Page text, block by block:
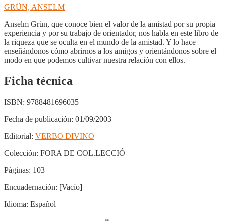
GRÜN, ANSELM
Anselm Grün, que conoce bien el valor de la amistad por su propia
experiencia y por su trabajo de orientador, nos habla en este libro de
la riqueza que se oculta en el mundo de la amistad. Y lo hace
enseñándonos cómo abrirnos a los amigos y orientándonos sobre el
modo en que podemos cultivar nuestra relación con ellos.
Ficha técnica
ISBN: 9788481696035
Fecha de publicación: 01/09/2003
Editorial: VERBO DIVINO
Colección: FORA DE COL.LECCIÓ
Páginas: 103
Encuadernación: [Vacío]
Idioma: Español